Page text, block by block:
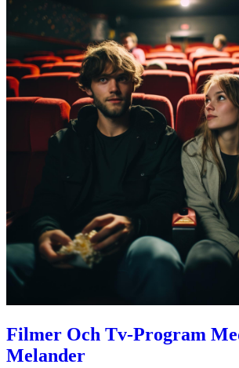
Filmer Och Tv-Program
Melander